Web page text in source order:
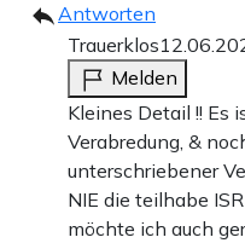
Antworten
Trauerklos
Melden
Kleines Detail !! Es
Verabredung, &
unterschriebener
NIE die teilhabe
möchte ich auch